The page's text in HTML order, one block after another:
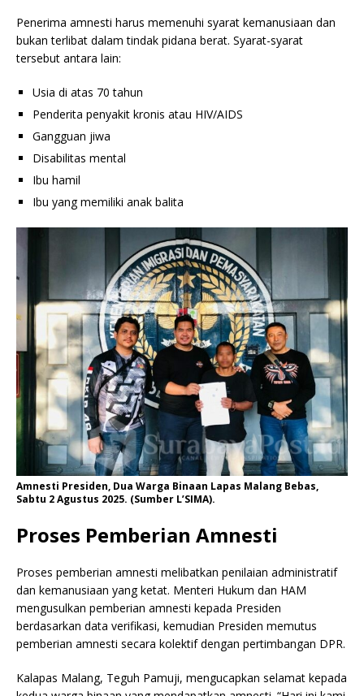
Penerima amnesti harus memenuhi syarat kemanusiaan dan
bukan terlibat dalam tindak pidana berat. Syarat-syarat
tersebut antara lain:
Usia di atas 70 tahun
Penderita penyakit kronis atau HIV/AIDS
Gangguan jiwa
Disabilitas mental
Ibu hamil
Ibu yang memiliki anak balita
Amnesti Presiden, Dua Warga Binaan Lapas Malang Bebas,
Sabtu 2 Agustus 2025. (Sumber L’SIMA).
Proses Pemberian Amnesti
Proses pemberian amnesti melibatkan penilaian administratif
dan kemanusiaan yang ketat. Menteri Hukum dan HAM
mengusulkan pemberian amnesti kepada Presiden
berdasarkan data verifikasi, kemudian Presiden memutus
pemberian amnesti secara kolektif dengan pertimbangan DPR.
Kalapas Malang, Teguh Pamuji, mengucapkan selamat kepada